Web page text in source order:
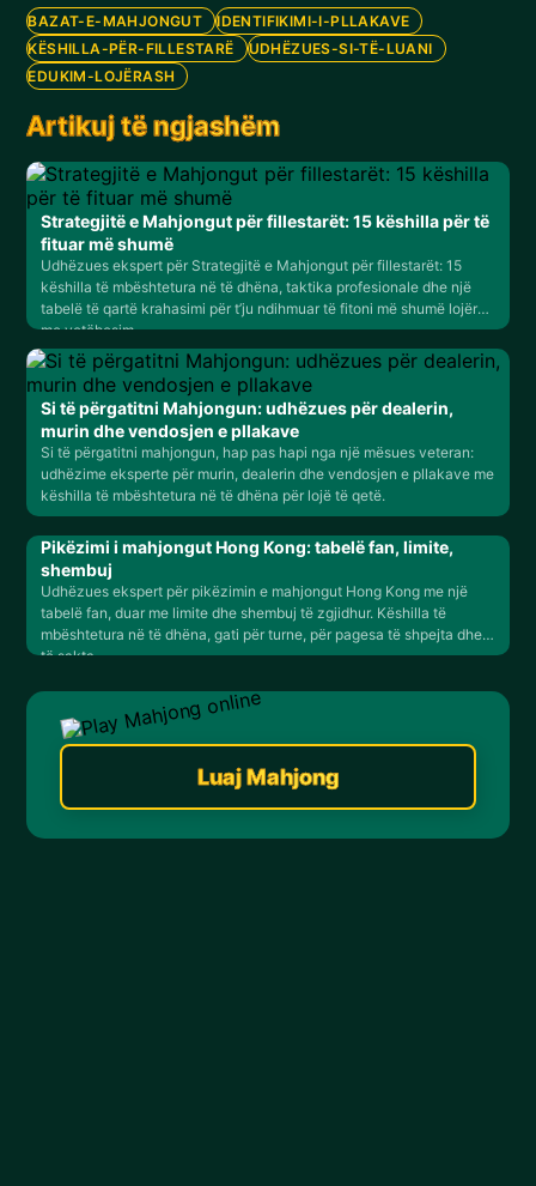
BAZAT-E-MAHJONGUT
IDENTIFIKIMI-I-PLLAKAVE
KËSHILLA-PËR-FILLESTARË
UDHËZUES-SI-TË-LUANI
EDUKIM-LOJËRASH
Artikuj të ngjashëm
Strategjitë e Mahjongut për fillestarët: 15 këshilla për të
fituar më shumë
Udhëzues ekspert për Strategjitë e Mahjongut për fillestarët: 15
këshilla të mbështetura në të dhëna, taktika profesionale dhe një
tabelë të qartë krahasimi për t’ju ndihmuar të fitoni më shumë lojëra
me vetëbesim.
Si të përgatitni Mahjongun: udhëzues për dealerin,
murin dhe vendosjen e pllakave
Si të përgatitni mahjongun, hap pas hapi nga një mësues veteran:
udhëzime eksperte për murin, dealerin dhe vendosjen e pllakave me
këshilla të mbështetura në të dhëna për lojë të qetë.
Pikëzimi i mahjongut Hong Kong: tabelë fan, limite,
shembuj
Udhëzues ekspert për pikëzimin e mahjongut Hong Kong me një
tabelë fan, duar me limite dhe shembuj të zgjidhur. Këshilla të
mbështetura në të dhëna, gati për turne, për pagesa të shpejta dhe
të sakta.
Luaj Mahjong